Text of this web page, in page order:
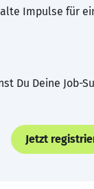
Impulse für
Du Deine Job-
Jetzt